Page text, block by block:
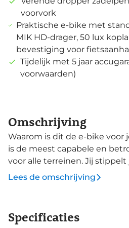
voorvork
Praktische e-bike met
MIK HD-drager, 50 lux
bevestiging voor
Tijdelijk met 5 jaar
voorwaarden)
Omschrijving
Waarom is dit de e-bike voor jou? De
is de meest capabele en
voor alle terreinen. Jij
bestemming van je keuze en
Gemakkelijke bediening, een
Lees de omschrijving
Specificaties